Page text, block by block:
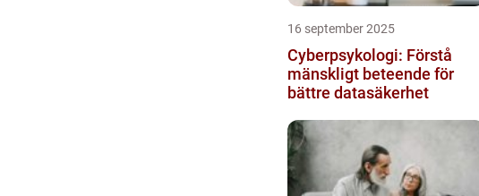
16 september 2025
Cyberpsykologi: Förstå
mänskligt beteende för
bättre datasäkerhet